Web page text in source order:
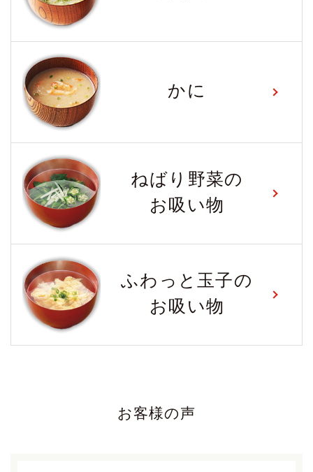
かに
ねばり野菜の
お吸い物
ふわっと玉子の
お吸い物
お客様の声